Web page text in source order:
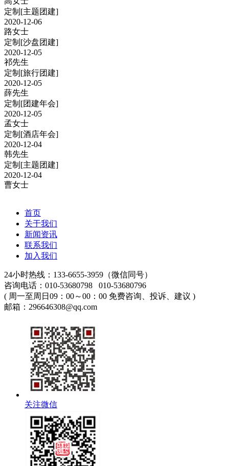
定制 [主题团建]
2020-12-06
路女士
定制 [沙盘团建]
2020-12-05
祁先生
定制 [旅行团建]
2020-12-05
薛先生
定制 [团建年会]
2020-12-05
孟女士
定制 [酒店年会]
2020-12-04
韩先生
定制 [主题团建]
2020-12-04
曹女士
首页
关于我们
新闻资讯
联系我们
加入我们
24小时热线：133-6655-3959（微信同号）
咨询电话：010-53680798 010-53680796
( 周一至周日09：00～00：00 免费咨询、投诉、建议 )
邮箱：296646308@qq.com
关注微信